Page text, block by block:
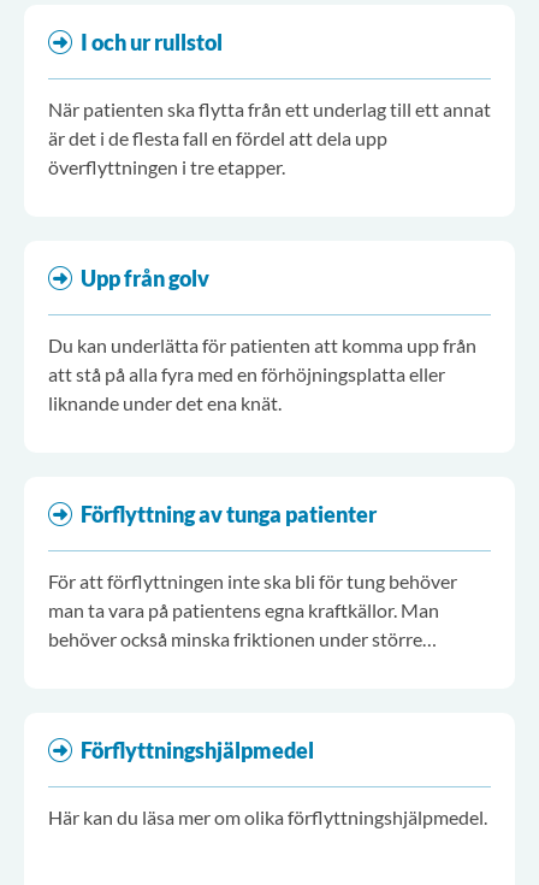
I och ur rullstol
När patienten ska flytta från ett underlag till ett annat
är det i de flesta fall en fördel att dela upp
överflyttningen i tre etapper.
Upp från golv
Du kan underlätta för patienten att komma upp från
att stå på alla fyra med en förhöjningsplatta eller
liknande under det ena knät.
Förflyttning av tunga patienter
För att förflyttningen inte ska bli för tung behöver
man ta vara på patientens egna kraftkällor. Man
behöver också minska friktionen under större
Förflyttningshjälpmedel
Här kan du läsa mer om olika förflyttningshjälpmedel.